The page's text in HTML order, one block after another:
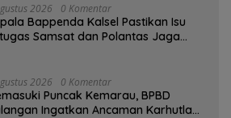
2026 0 Komentar
Bappenda Kalsel Pastikan Isu
Samsat dan Polantas Jaga
2026 0 Komentar
Puncak Kemarau, BPBD
Ingatkan Ancaman Karhutla